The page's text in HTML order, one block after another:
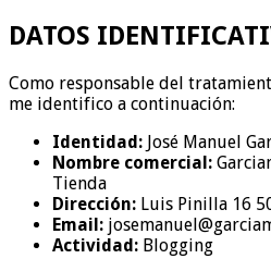
DATOS
Como responsable del
me identifico a continuación:
Identidad: José Manuel
Nombre comercial:
Tienda
Dirección: Luis Pinilla 16
Email:
Actividad: Blogging